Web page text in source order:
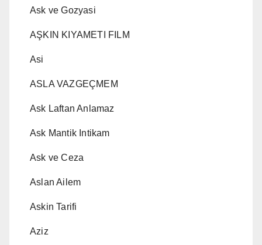
Ask ve Gozyasi
AŞKIN KIYAMETI FILM
Asi
ASLA VAZGEÇMEM
Ask Laftan Anlamaz
Ask Mantik Intikam
Ask ve Ceza
Aslan Ailem
Askin Tarifi
Aziz